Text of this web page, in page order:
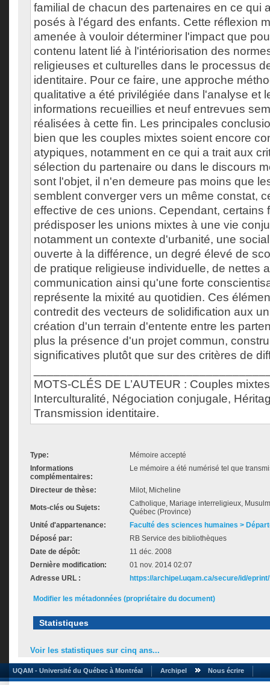
familial de chacun des partenaires en ce qui
posés à l'égard des enfants. Cette réflexion
amenée à vouloir déterminer l'impact que
contenu latent lié à l'intériorisation des
religieuses et culturelles dans le processus
identitaire. Pour ce faire, une approche
qualitative a été privilégiée dans l'analyse et
informations recueillies et neuf entrevues
réalisées à cette fin. Les principales
bien que les couples mixtes soient encore
atypiques, notamment en ce qui a trait aux
sélection du partenaire ou dans le discours
sont l'objet, il n'en demeure pas moins que
semblent converger vers un même constat,
effective de ces unions. Cependant, certains
prédisposer les unions mixtes à une vie
notamment un contexte d'urbanité, une
ouverte à la différence, un degré élevé de
de pratique religieuse individuelle, de nettes
communication ainsi qu'une forte
représente la mixité au quotidien. Ces
contredit des vecteurs de solidification aux
création d'un terrain d'entente entre les
plus la présence d'un projet commun,
significatives plutôt que sur des critères de
MOTS-CLÉS DE L’AUTEUR : Couples
Interculturalité, Négociation conjugale,
Transmission identitaire.
Type:
Mémoire accepté
Informations
complémentaires:
Le mémoire a été numérisé tel que
Directeur de thèse: Milot, Micheline
Mots-clés ou Sujets:
Catholique, Mariage interreligieux,
Québec (Province)
Unité d'appartenance:
Faculté des sciences humaines >
Déposé par:
RB Service des bibliothèques
Date de dépôt:
11 déc. 2008
Dernière modification:
01 nov. 2014 02:07
Adresse URL :
https://archipel.uqam.ca/secure/id/
Modifier les métadonnées (propriétaire du document)
Statistiques
Voir les statistiques sur cinq ans...
UQAM - Université du Québec à Montréal Archipel Nous écrire